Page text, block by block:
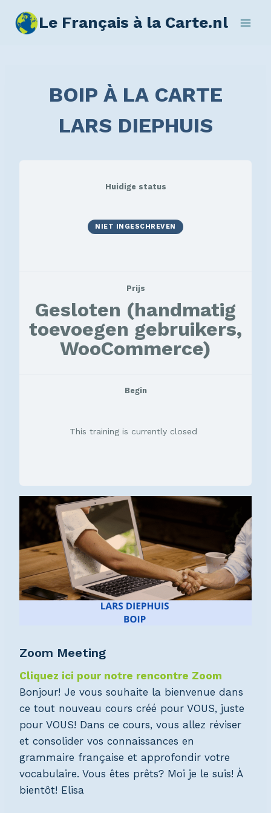
Le Français à la Carte.nl
BOIP À LA CARTE
LARS DIEPHUIS
Huidige status
NIET INGESCHREVEN
Prijs
Gesloten (handmatig
toevoegen gebruikers,
WooCommerce)
Begin
This training is currently closed
Zoom Meeting
Cliquez ici pour notre rencontre Zoom
Bonjour! Je vous souhaite la bienvenue dans
ce tout nouveau cours créé pour VOUS, juste
pour VOUS! Dans ce cours, vous allez réviser
et consolider vos connaissances en
grammaire française et approfondir votre
vocabulaire. Vous êtes prêts? Moi je le suis! À
bientôt! Elisa